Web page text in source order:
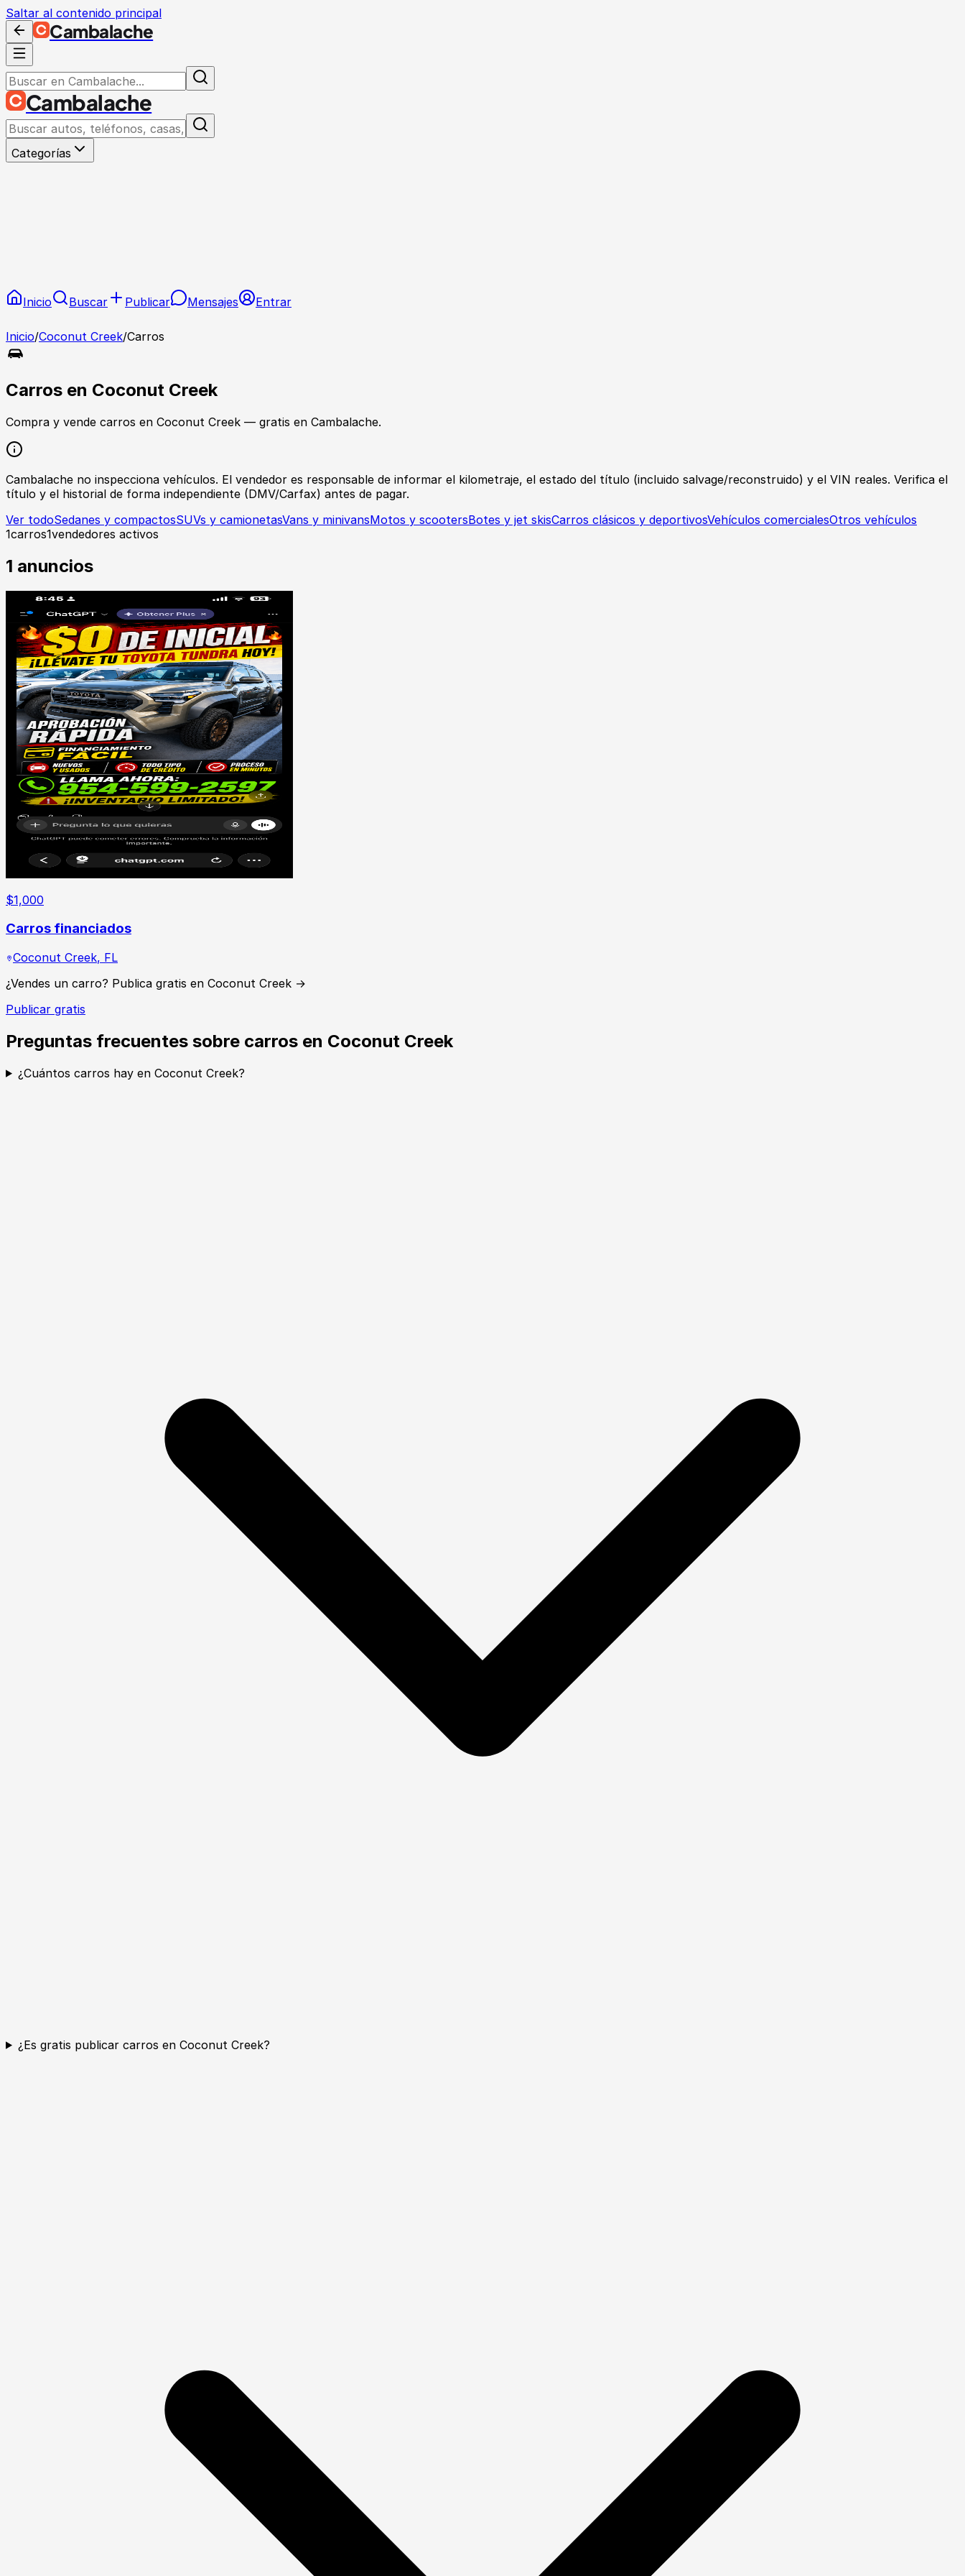
Saltar al contenido principal
Cambalache
Cambalache
Categorías
Inicio Buscar Publicar Mensajes Entrar
Inicio/Coconut Creek/Carros
Carros en Coconut Creek
Compra y vende carros en Coconut Creek — gratis en Cambalache.
Cambalache no inspecciona vehículos. El vendedor es responsable de informar el kilometraje, el estado del título (incluido salvage/reconstruido) y el VIN reales. Verifica el
título y el historial de forma independiente (DMV/Carfax) antes de pagar.
Ver todoSedanes y compactosSUVs y camionetasVans y minivansMotos y scootersBotes y jet skisCarros clásicos y deportivosVehículos comercialesOtros vehículos
1carros1vendedores activos
1 anuncios
$1,000
Carros financiados
Coconut Creek, FL
¿Vendes un carro? Publica gratis en Coconut Creek →
Publicar gratis
Preguntas frecuentes sobre carros en Coconut Creek
¿Cuántos carros hay en Coconut Creek?
¿Es gratis publicar carros en Coconut Creek?